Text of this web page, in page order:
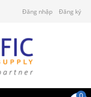
Đăng nhập Đăng ký
0